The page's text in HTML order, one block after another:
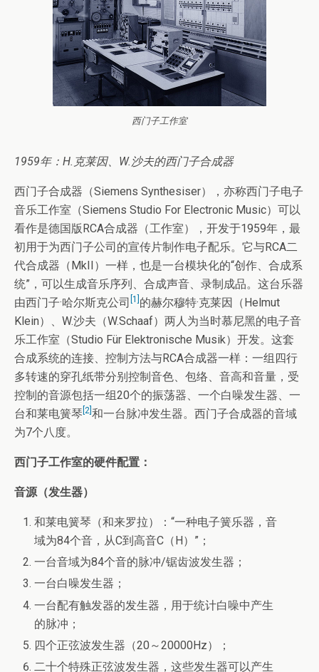
西门子工作室
1959年：H.克莱因、W.沙夫的西门子合成器
西门子合成器（Siemens Synthesiser），亦称西门子电子
音乐工作室（Siemens Studio For Electronic Music）可以
看作是德国版RCA合成器（工作室），开发于1959年，最
初用于为西门子公司的宣传片制作电子配乐。它与RCA二
代合成器（MkII）一样，也是一台模块化的“创作、合成系
统”，可以生成音乐序列、合成声音、录制成品。这台乐器
由西门子·哈尔斯克公司 [1] 的赫尔穆特·克莱因（Helmut
Klein）、W.沙夫（W.Schaaf）两人为当时慕尼黑的电子音
乐工作室（Studio Für Elektronische Musik）开发。这套
合成系统的连接、控制方法与RCA合成器一样：一组四行
多转速的穿孔纸带分别控制音色、包络、音高和音量，受
控制的音源包括一组20个的振荡器、一个白噪发生器、一
台和莱电簧琴 [2] 和一台脉冲发生器。西门子合成器的音域
为7个八度。
西门子工作室的硬件配置：
音源（发生器）
和莱电簧琴（和来罗拉）：“一种电子簧乐器，音
域为84个音，从C到高音C（H）”；
一台音域为84个音的脉冲/锯齿波发生器；
一台白噪发生器；
一台配有触发器的发生器，用于统计白噪中产生
的脉冲；
四个正弦波发生器（20～20000Hz）；
二十个特殊正弦波发生器，这些发生器可以产生